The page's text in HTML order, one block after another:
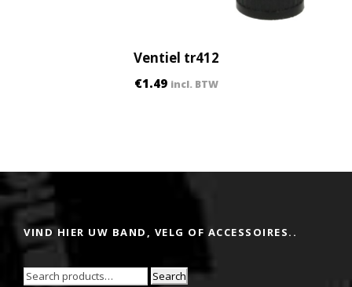
Ventiel tr412
€1.49 incl. BTW
VIND HIER UW BAND, VELG OF ACCESSOIRES..
Search